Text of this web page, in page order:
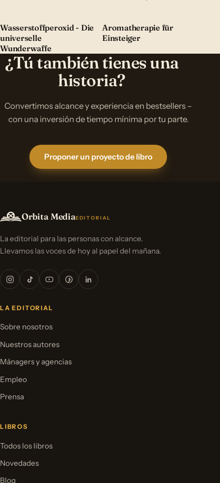
Wasserstoffperoxid - Die
universelle
Wunderwaffe
Aromatherapie für
Einsteiger
¿Tú también tienes una
historia?
Convertimos alcance y experiencia en bestsellers –
con una inversión de tiempo mínima por tu parte.
Proponer un proyecto de libro
Orbita MediaEDITORIAL
La editorial para las personas con alcance.
Llevamos las voces de hoy al papel del mañana.
LA EDITORIAL
Sobre nosotros
Nuestros autores
Mánagers y agencias
Empleo
Prensa
LIBROS
Todos los libros
Novedades
Blog